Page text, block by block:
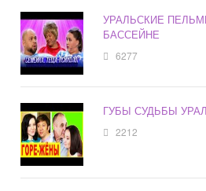
УРАЛЬСКИЕ
БАССЕЙНЕ
6277
ГУБЫ СУДЬБЫ
2212